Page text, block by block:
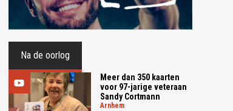
Na de oorlog
Meer dan 350 kaarten
voor 97-jarige veteraan
Sandy Cortmann
arnhem